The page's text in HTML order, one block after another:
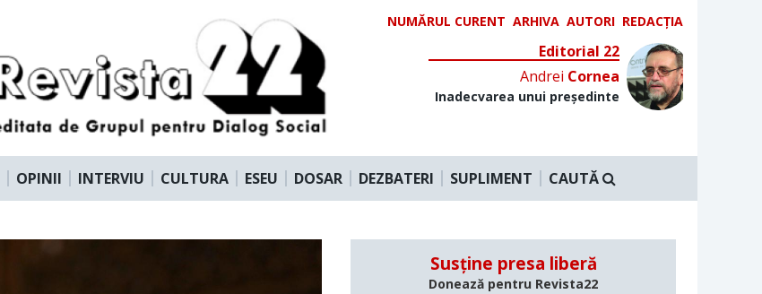
NUMĂRUL CURENT ARHIVA AUTORI REDACȚIA
Editorial 22
Andrei Cornea
Inadecvarea unui președinte
OPINII INTERVIU CULTURA ESEU DOSAR DEZBATERI SUPLIMENT CAUTĂ
Susține presa liberă
Donează pentru Revista22